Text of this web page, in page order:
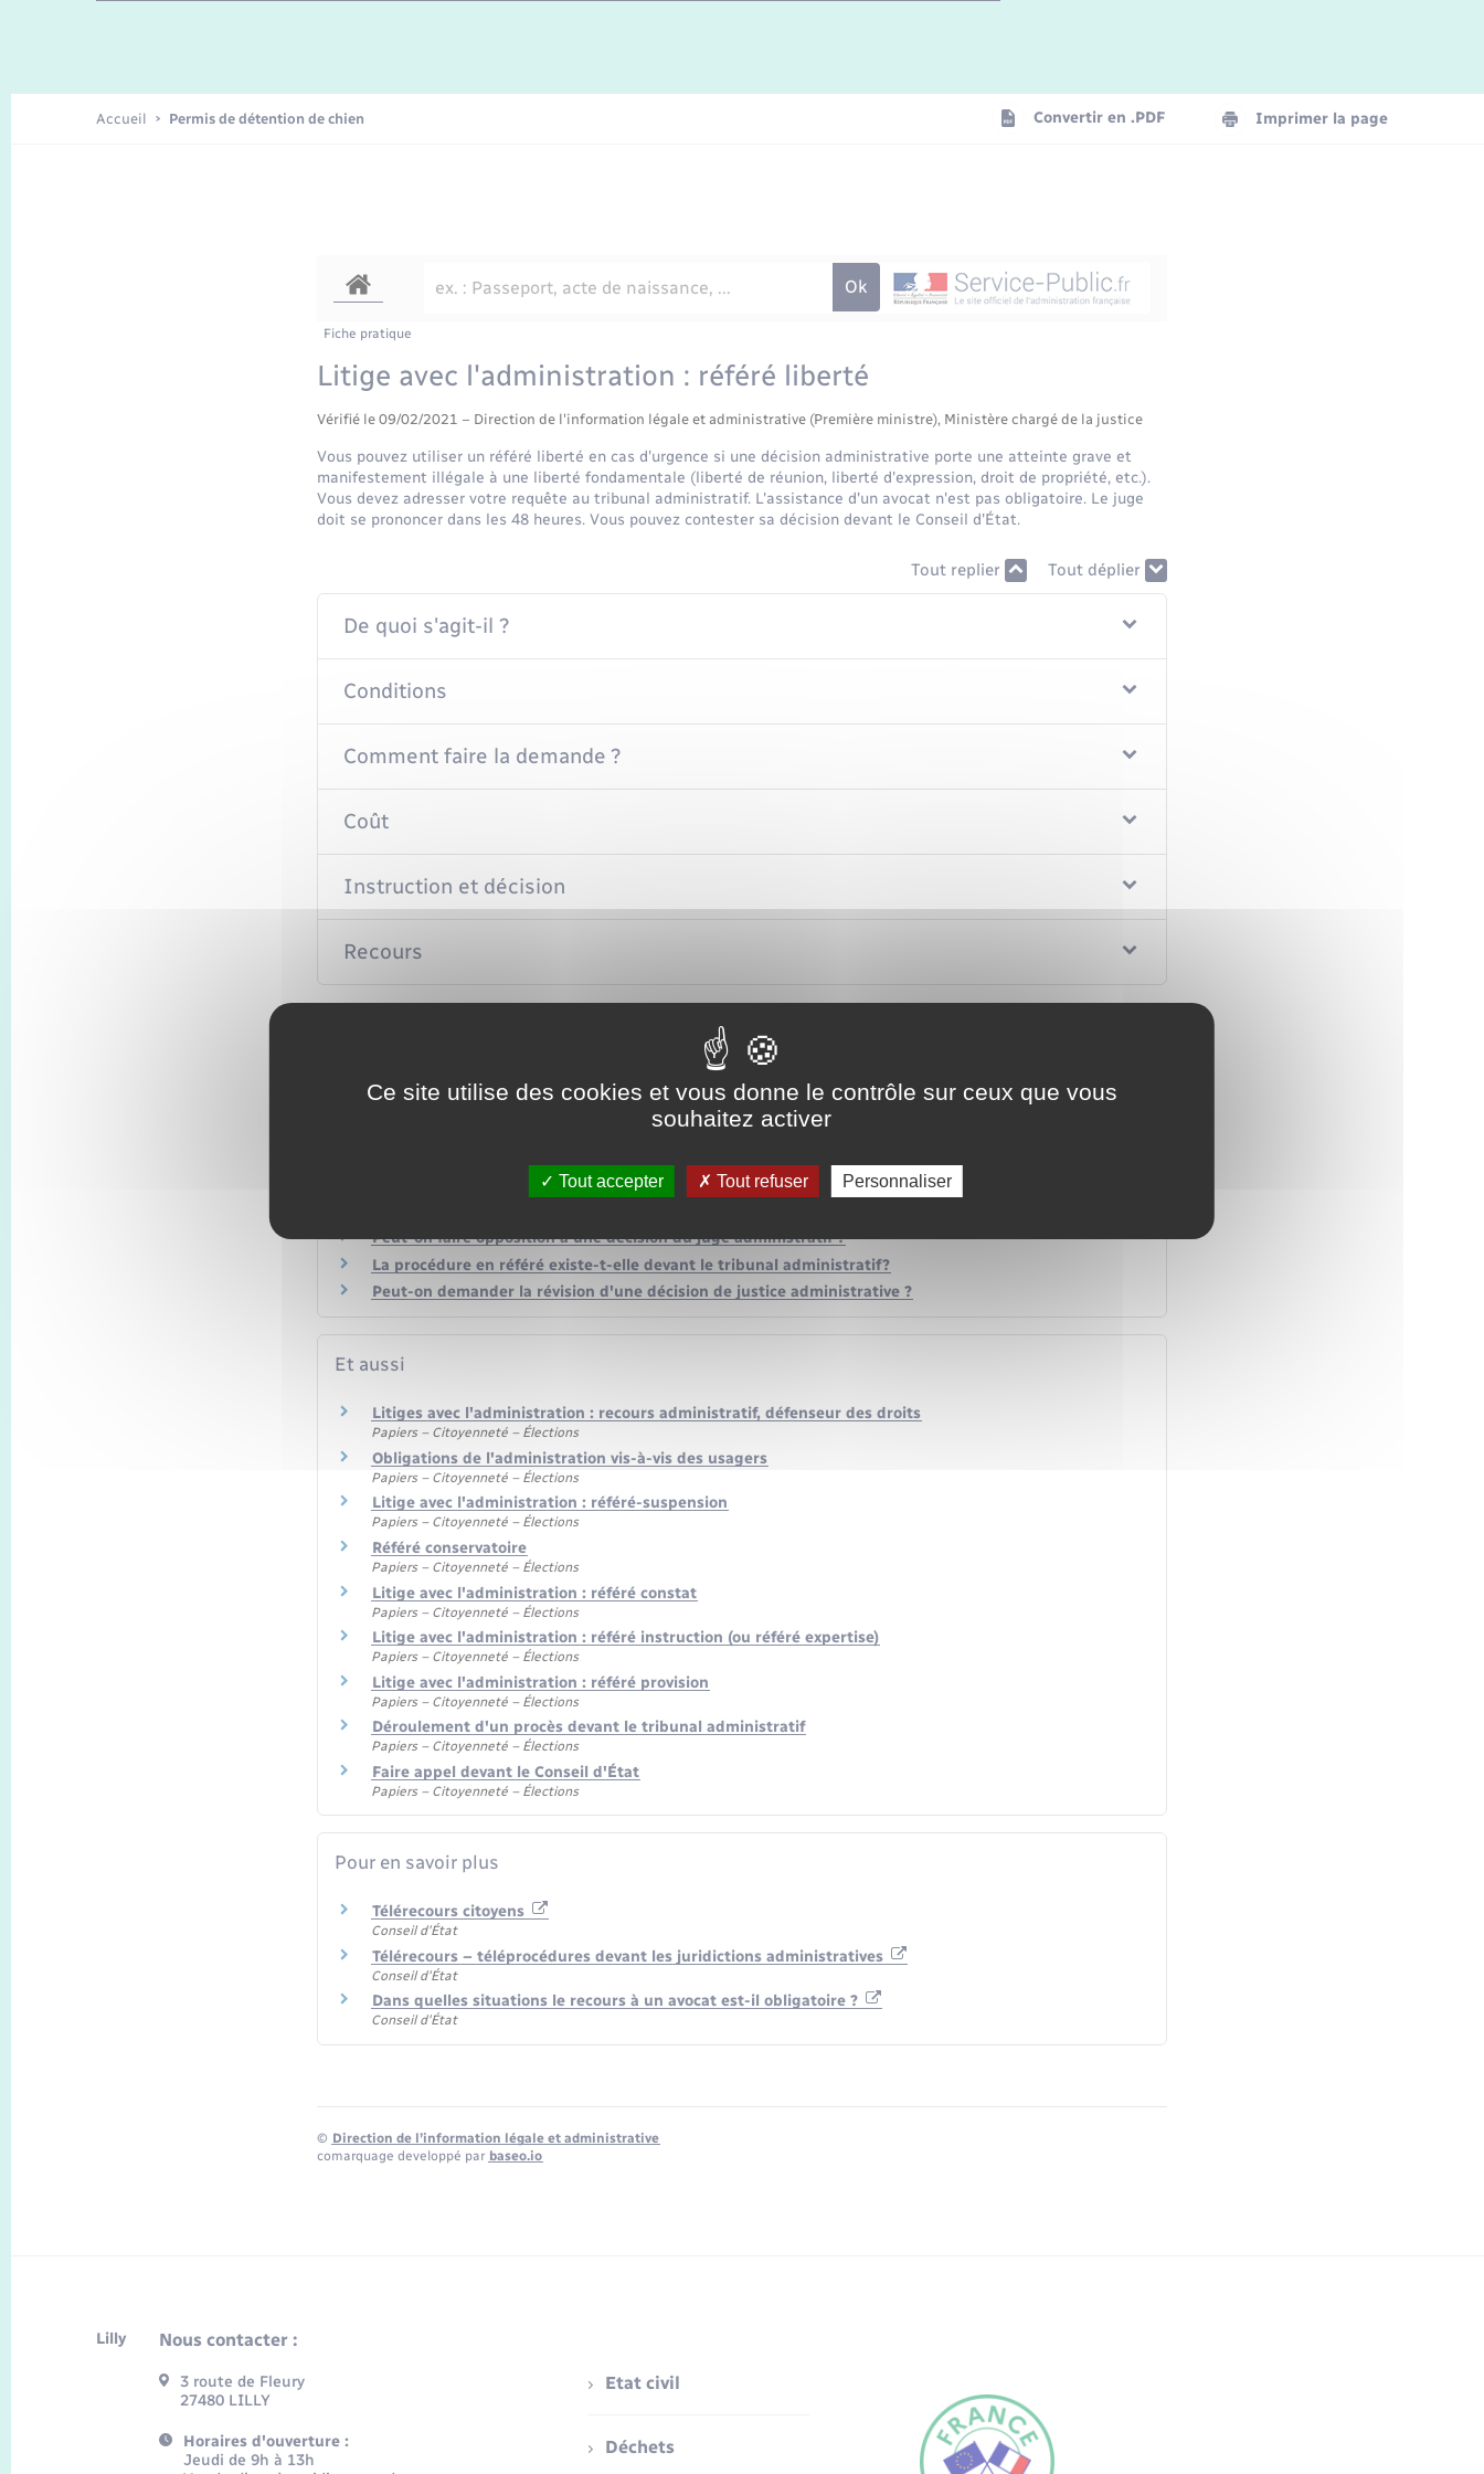
Enfants – Jeunes
Accueil Permis de détention de chien Convertir en .PDF Imprimer la page
Fiche pratique
Litige avec l'administration : référé liberté
Vérifié le 09/02/2021 – Direction de l'information légale et administrative (Première ministre), Ministère chargé de la justice
Vous pouvez utiliser un référé liberté en cas d'urgence si une décision administrative porte une atteinte grave et
manifestement illégale à une liberté fondamentale (liberté de réunion, liberté d'expression, droit de propriété, etc.).
Vous devez adresser votre requête au tribunal administratif. L'assistance d'un avocat n'est pas obligatoire. Le juge
doit se prononcer dans les 48 heures. Vous pouvez contester sa décision devant le Conseil d'État.
Tout replier Tout déplier
De quoi s'agit-il ?
Conditions
Comment faire la demande ?
Coût
Instruction et décision
Recours
Questions ? Réponses !
Peut-on faire opposition à une décision du juge administratif ?
La procédure en référé existe-t-elle devant le tribunal administratif?
Peut-on demander la révision d'une décision de justice administrative ?
Et aussi
Litiges avec l'administration : recours administratif, défenseur des droits
Papiers – Citoyenneté – Élections
Obligations de l'administration vis-à-vis des usagers
Papiers – Citoyenneté – Élections
Litige avec l'administration : référé-suspension
Papiers – Citoyenneté – Élections
Référé conservatoire
Papiers – Citoyenneté – Élections
Litige avec l'administration : référé constat
Papiers – Citoyenneté – Élections
Litige avec l'administration : référé instruction (ou référé expertise)
Papiers – Citoyenneté – Élections
Litige avec l'administration : référé provision
Papiers – Citoyenneté – Élections
Déroulement d'un procès devant le tribunal administratif
Papiers – Citoyenneté – Élections
Faire appel devant le Conseil d'État
Papiers – Citoyenneté – Élections
Pour en savoir plus
Télérecours citoyens
Conseil d'État
Télérecours – téléprocédures devant les juridictions administratives
Conseil d'État
Dans quelles situations le recours à un avocat est-il obligatoire ?
Conseil d'État
© Direction de l’information légale et administrative
comarquage developpé par baseo.io
Lilly Nous contacter :
3 route de Fleury
27480 LILLY
Horaires d'ouverture :
Jeudi de 9h à 13h
Etat civil
Déchets
Ce site utilise des cookies et vous donne le contrôle sur ceux que vous
souhaitez activer
Tout accepter Tout refuser Personnaliser